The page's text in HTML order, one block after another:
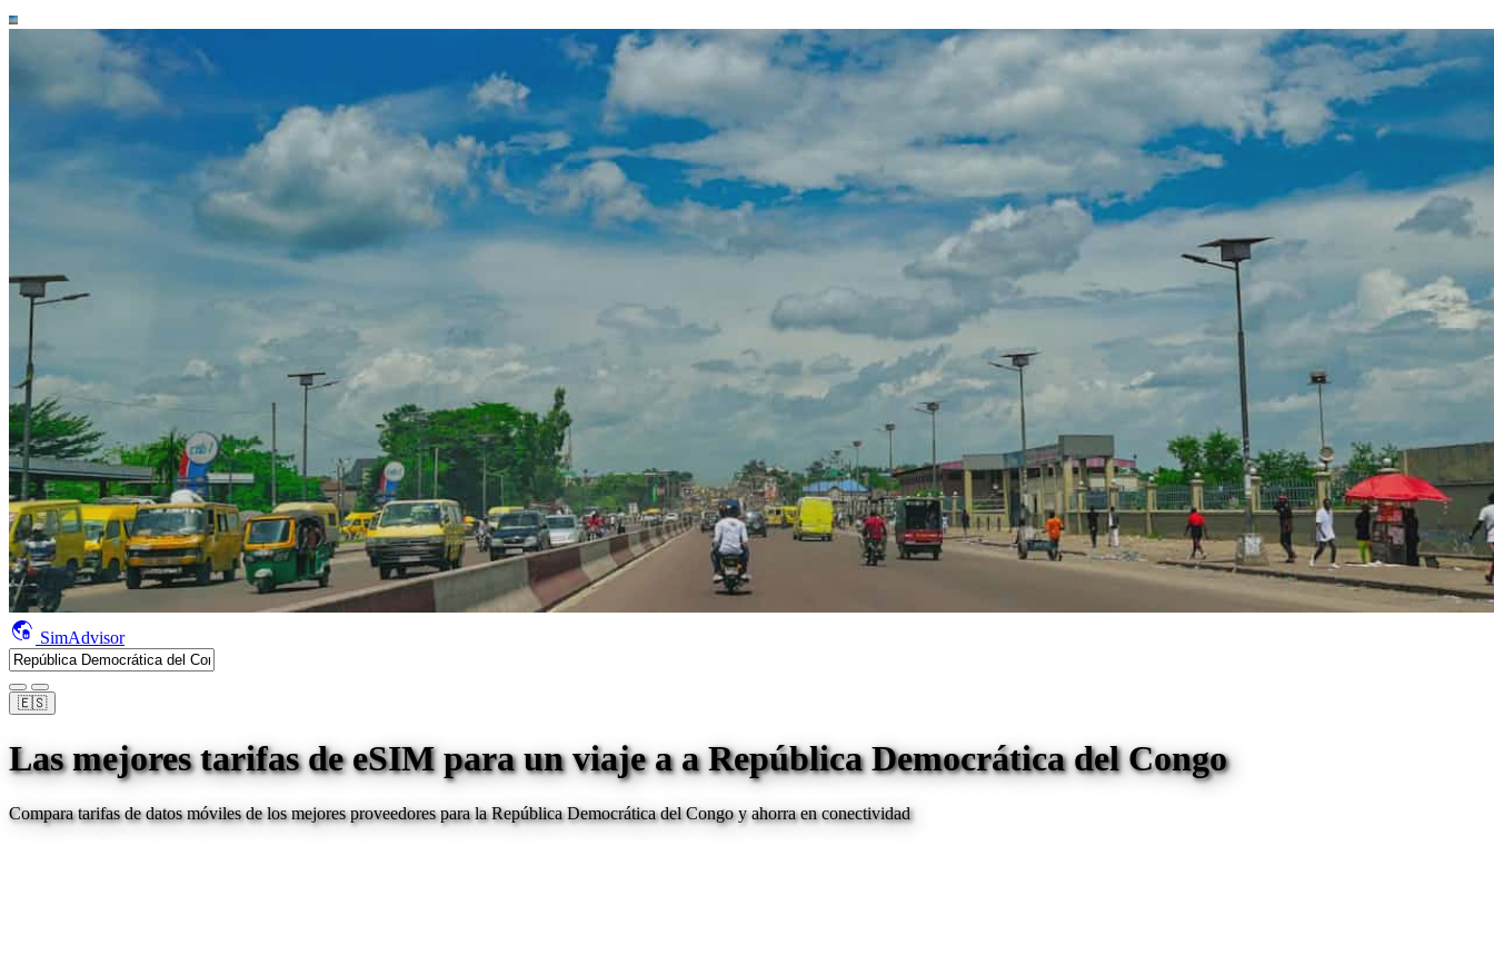
SimAdvisor
🇪🇸
Las mejores tarifas de eSIM para un viaje aa República Democrática del Congo
Compara tarifas de datos móviles de los mejores proveedores parala República Democrática del Congoy ahorra en conectividad